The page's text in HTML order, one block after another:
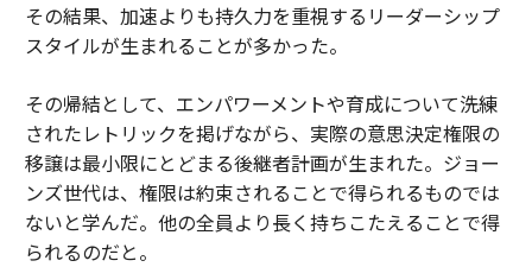
その結果、加速よりも持久力を重視するリーダーシップ
スタイルが生まれることが多かった。
その帰結として、エンパワーメントや育成について洗練
されたレトリックを掲げながら、実際の意思決定権限の
移譲は最小限にとどまる後継者計画が生まれた。ジョー
ンズ世代は、権限は約束されることで得られるものでは
ないと学んだ。他の全員より長く持ちこたえることで得
られるのだと。